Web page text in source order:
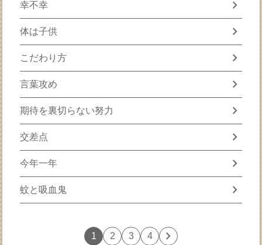
幸不幸 chevron_right
体は子供 chevron_right
こだわり方 chevron_right
言葉攻め chevron_right
期待を裏切らない努力 chevron_right
交差点 chevron_right
今年一年 chevron_right
蚊と吸血鬼 chevron_right
1 2 3 4 chevron_right